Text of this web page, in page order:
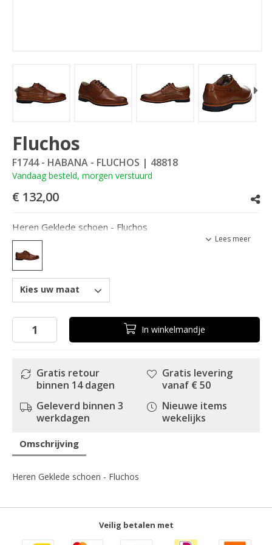
Fluchos
F1744 - HABANA - FLUCHOS | 48818
Vandaag besteld, morgen verstuurd
€ 132,00
Heren Geklede schoen - Fluchos
Lees meer
Kies uw maat
In winkelmandje
Gratis retour
binnen 14 dagen
Geleverd binnen 3
werkdagen
Gratis levering
vanaf € 50
Nieuwe items
wekelijks
Omschrijving
Heren Geklede schoen - Fluchos
Veilig betalen met